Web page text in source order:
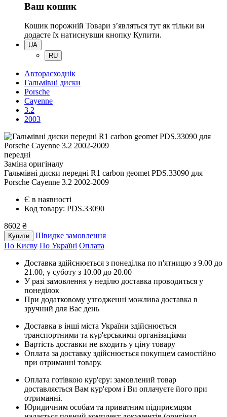
Ваш кошик
Кошик порожній Товари зʼявляться тут як тільки ви
додасте їх натиснувши кнопку Купити.
UA
RU
Авторасходнік
Гальмівні диски
Porsche
Cayenne
3.2
2003
передні
Заміна оригіналу
Гальмівні диски передні R1 carbon geomet PDS.33090 для
Porsche Cayenne 3.2 2002-2009
Є в наявності
Код товару: PDS.33090
8602 ₴
Купити
Швидке замовлення
По Києву По Україні Оплата
Доставка здійснюється з понеділка по п'ятницю з 9.00 до
21.00, у суботу з 10.00 до 20.00
У разі замовлення у неділю доставка проводиться у
понеділок
При додатковому узгодженні можлива доставка в
зручний для Вас день
Доставка в інші міста України здійснюється
транспортними та кур'єрськими організаціями
Вартість доставки не входить у ціну товару
Оплата за доставку здійснюється покупцем самостійно
при отриманні товару.
Оплата готівкою кур'єру: замовлений товар
доставляється Вам кур'єром і Ви оплачуєте його при
отриманні.
Юридичним особам та приватним підприємцям